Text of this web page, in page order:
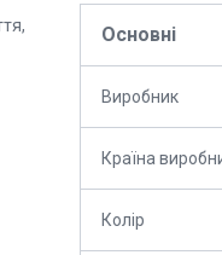
Основні
Виробник
Країна
Колір